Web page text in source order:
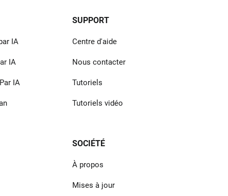
IA
IA
IA
SUPPORT
Centre d'aide
Nous contacter
Tutoriels
Tutoriels vidéo
SOCIÉTÉ
À propos
Mises à jour